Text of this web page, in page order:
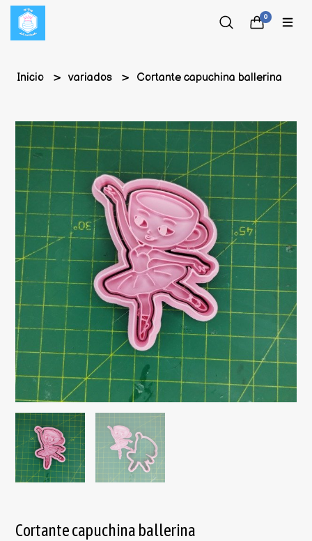
0
Inicio variados Cortante capuchina ballerina
Cortante capuchina ballerina